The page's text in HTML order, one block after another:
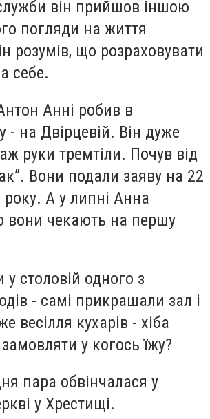
він прийшов іншою
погляди на життя
розумів, що розраховувати
себе.
Анні робив в
- на Двірцевій. Він дуже
руки тремтіли. Почув від
Вони подали заяву на 22
року. А у липні Анна
вони чекають на першу
у столовій одного з
- самі прикрашали зал і
весілля кухарів - хіба
у когось їжу?
пара обвінчалася у
у Хрестищі.